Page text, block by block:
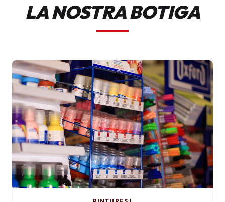
LA NOSTRA BOTIGA